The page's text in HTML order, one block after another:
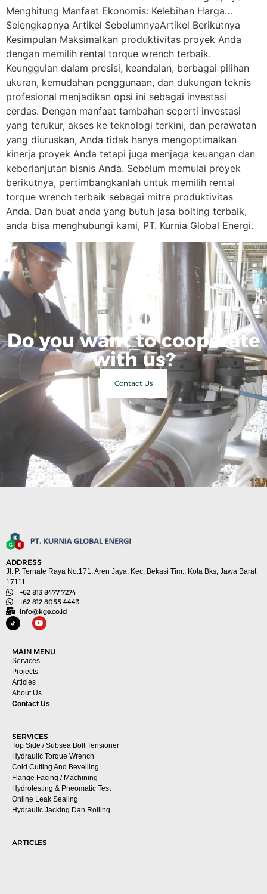
Menghitung Manfaat Ekonomis: Kelebihan Harga…
Selengkapnya Artikel SebelumnyaArtikel Berikutnya
Kesimpulan Maksimalkan produktivitas proyek Anda
dengan memilih rental torque wrench terbaik.
Keunggulan dalam presisi, keandalan, berbagai pilihan
ukuran, kemudahan penggunaan, dan dukungan teknis
profesional menjadikan opsi ini sebagai investasi
cerdas. Dengan manfaat tambahan seperti investasi
yang terukur, akses ke teknologi terkini, dan perawatan
yang diuruskan, Anda tidak hanya mengoptimalkan
kinerja proyek Anda tetapi juga menjaga keuangan dan
keberlanjutan bisnis Anda. Sebelum memulai proyek
berikutnya, pertimbangkanlah untuk memilih rental
torque wrench terbaik sebagai mitra produktivitas
Anda. Dan buat anda yang butuh jasa bolting terbaik,
anda bisa menghubungi kami, PT. Kurnia Global Energi.
Do you want to cooperate
with us?
Contact Us
ADDRESS
Jl. P. Ternate Raya No.171, Aren Jaya, Kec. Bekasi Tim., Kota Bks, Jawa Barat
17111
+62 813 8477 7274
+62 812 8055 4443
info@kge.co.id
MAIN MENU
Services
Projects
Articles
About Us
Contact Us
SERVICES
Top Side / Subsea Bolt Tensioner
Hydraulic Torque Wrench
Cold Cutting And Bevelling
Flange Facing / Machining
Hydrotesting & Pneomatic Test
Online Leak Sealing
Hydraulic Jacking Dan Rolling
ARTICLES